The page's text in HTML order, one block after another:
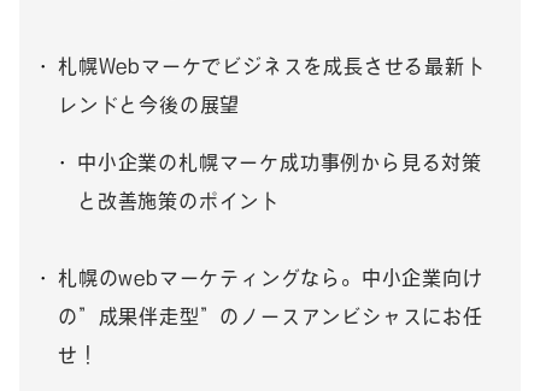
札幌Webマーケでビジネスを成長させる最新ト
レンドと今後の展望
中小企業の札幌マーケ成功事例から見る対策
と改善施策のポイント
札幌のwebマーケティングなら。中小企業向け
の”成果伴走型”のノースアンビシャスにお任
せ！